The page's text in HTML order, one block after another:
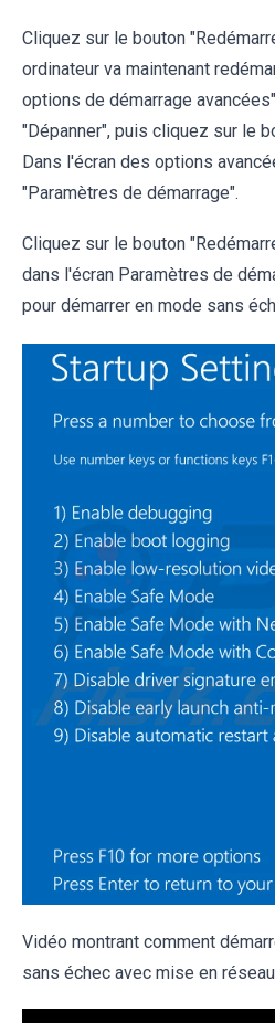
Cliquez sur le bouton
ordinateur va maintenant
options de démarrage
"Dépanner", puis cliquez sur le
Dans l'écran des options
"Paramètres de démarrage".
Cliquez sur le bouton
dans l'écran Paramètres de
pour démarrer en mode sans
Vidéo montrant comment
sans échec avec mise en